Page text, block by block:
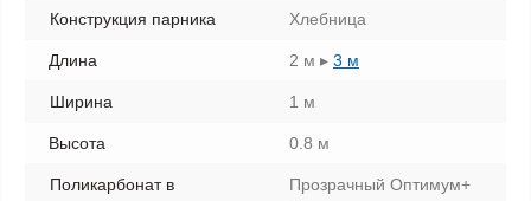
Конструкция парника Хлебница
Длина 2 м ▸ 3 м
Ширина 1 м
Высота 0.8 м
Поликарбонат в
Прозрачный Оптимум+